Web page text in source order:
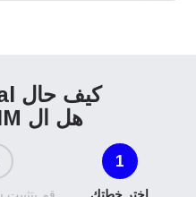
كيف حال Voye Global
هل ال eSIM يعمل؟
1